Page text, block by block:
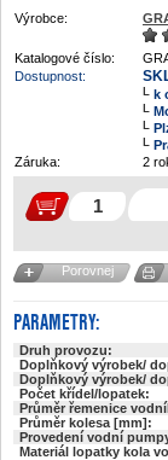
Výrobce:
Katalogové číslo:
Dostupnost:
k
Záruka:
2
Porovnej
PARAMETRY:
Druh provozu:
Doplňkový výrobek/
Doplňkový výrobek/
Počet křídel/lopatek:
Průměr řemenice
Průměr kolesa [mm]:
Provedení vodní
Materiál lopatky kola